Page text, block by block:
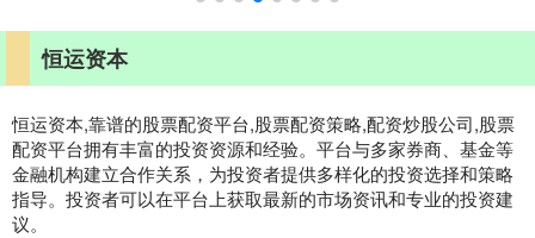
恒运资本
恒运资本,靠谱的股票配资平台,股票配资策略,配资炒股公司,股票
配资平台拥有丰富的投资资源和经验。平台与多家券商、基金等
金融机构建立合作关系，为投资者提供多样化的投资选择和策略
指导。投资者可以在平台上获取最新的市场资讯和专业的投资建
议。